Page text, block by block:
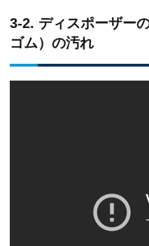
3-2. ディスポーザー
ゴム）の汚れ